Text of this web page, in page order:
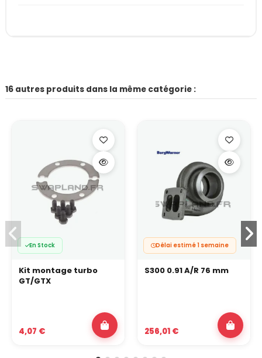
16 autres produits dans la même catégorie :
En Stock
Kit montage turbo
GT/GTX
4,07 €
Délai estimé 1 semaine
S300 0.91 A/R 76 mm
256,01 €